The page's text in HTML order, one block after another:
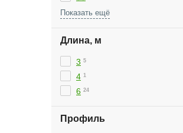
Длина, м
3 5
4 1
6 24
Профиль